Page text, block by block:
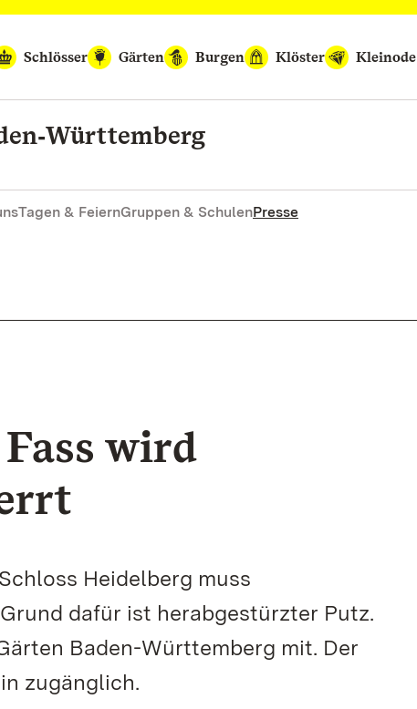
Schlösser
Gärten Burgen Klöster Kleinode
Tagen & FeiernGruppen & SchulenPresse
wird
Heidelberg muss
dafür ist herabgestürzter Putz.
Baden-Württemberg mit. Der
zugänglich.